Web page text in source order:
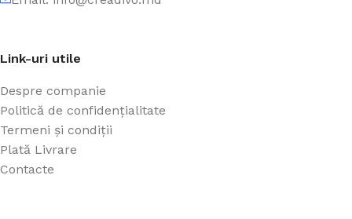
Link-uri utile
Despre companie
Politică de confidențialitate
Termeni și condiții
Plată Livrare
Contacte